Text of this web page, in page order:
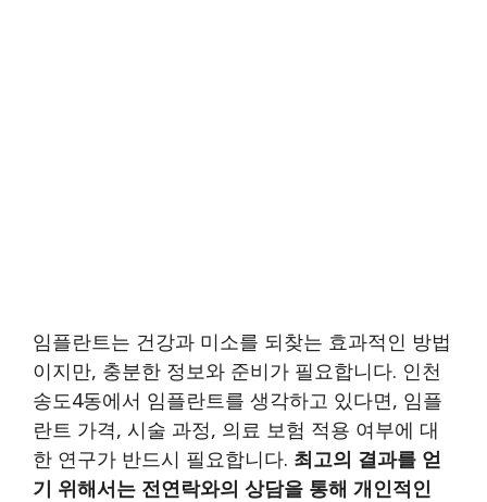
임플란트는 건강과 미소를 되찾는 효과적인 방법
이지만, 충분한 정보와 준비가 필요합니다. 인천
송도4동에서 임플란트를 생각하고 있다면, 임플
란트 가격, 시술 과정, 의료 보험 적용 여부에 대
한 연구가 반드시 필요합니다. 최고의 결과를 얻
기 위해서는 전연락와의 상담을 통해 개인적인